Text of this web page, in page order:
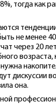
тогда как
не менее
через 20
возраста,
дискуссии
она.